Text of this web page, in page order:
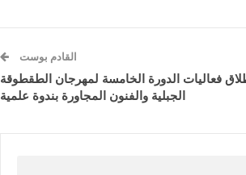
القادم بوست
فعاليات الدورة الخامسة لمهرجان الطقطوقة
الجبلية والفنون المجاورة بندوة علمية